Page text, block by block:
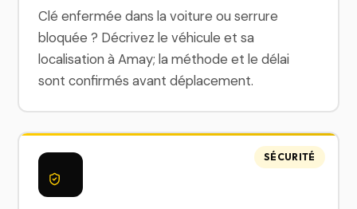
Clé enfermée dans la voiture ou serrure
bloquée ? Décrivez le véhicule et sa
localisation à Amay; la méthode et le délai
sont confirmés avant déplacement.
SÉCURITÉ